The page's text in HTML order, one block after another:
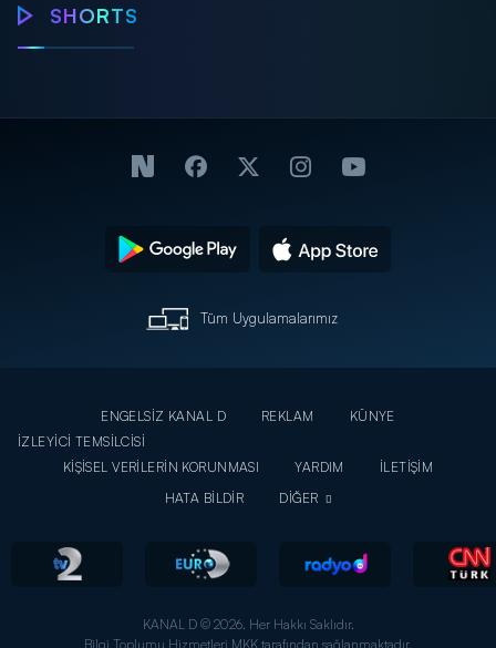
SHORTS
için söylenen
Tüm Uygulamalarımız
ENGELSİZ KANAL D REKLAM
KÜNYE
İZLEYİCİ TEMSİLCİSİ
KİŞİSEL VERİLERİN KORUNMASI
YARDIM
İLETİŞİM
HATA BİLDİR
DİĞER
KANAL D © 2026. Her Hakkı Saklıdır.
Bilgi Toplumu Hizmetleri MKK tarafından sağlanmaktadır.